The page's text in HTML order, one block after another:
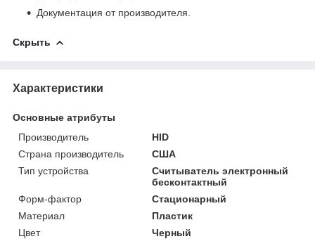
Документация от производителя.
Скрыть
Характеристики
Основные атрибуты
Производитель
HID
Страна производитель
США
Тип устройства
Считыватель электронный
бесконтактный
Форм-фактор
Стационарный
Материал
Пластик
Цвет
Черный